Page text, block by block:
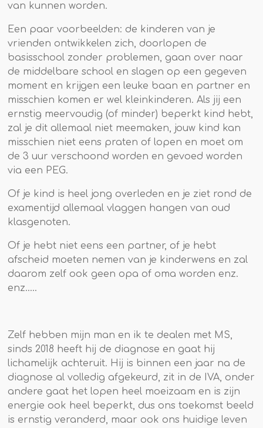
van kunnen worden.
Een paar voorbeelden: de kinderen van je
vrienden ontwikkelen zich, doorlopen de
basisschool zonder problemen, gaan over naar
de middelbare school en slagen op een gegeven
moment en krijgen een leuke baan en partner en
misschien komen er wel kleinkinderen. Als jij een
ernstig meervoudig (of minder) beperkt kind hebt,
zal je dit allemaal niet meemaken, jouw kind kan
misschien niet eens praten of lopen en moet om
de 3 uur verschoond worden en gevoed worden
via een PEG.
Of je kind is heel jong overleden en je ziet rond de
examentijd allemaal vlaggen hangen van oud
klasgenoten.
Of je hebt niet eens een partner, of je hebt
afscheid moeten nemen van je kinderwens en zal
daarom zelf ook geen opa of oma worden enz.
enz.....
Zelf hebben mijn man en ik te dealen met MS,
sinds 2018 heeft hij de diagnose en gaat hij
lichamelijk achteruit. Hij is binnen een jaar na de
diagnose al volledig afgekeurd, zit in de IVA, onder
andere gaat het lopen heel moeizaam en is zijn
energie ook heel beperkt, dus ons toekomst beeld
is ernstig veranderd, maar ook ons huidige leven